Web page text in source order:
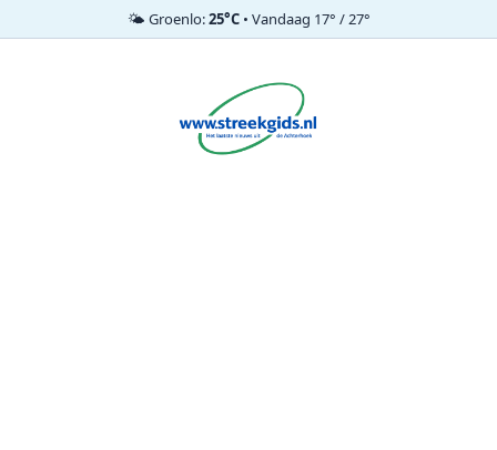
🌤️ Groenlo:25°C• Vandaag 17° / 27°